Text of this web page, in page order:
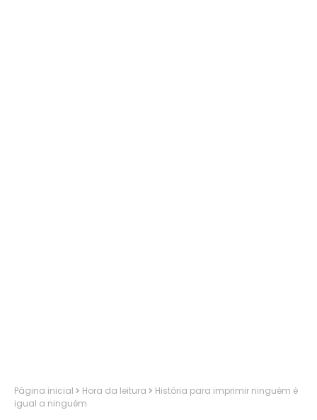
Página inicial Hora da leitura
História para imprimir ninguém é
igual a ninguém